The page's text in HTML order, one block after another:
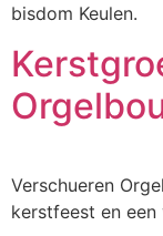
bisdom Keulen.
Verschueren
kerstfeest en